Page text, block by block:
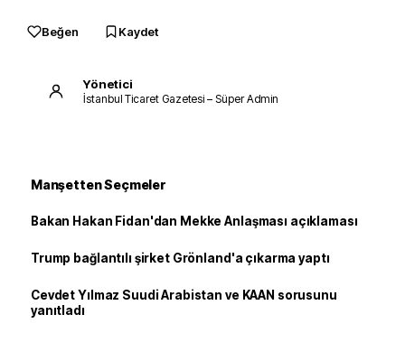
Beğen Kaydet
Yönetici
İstanbul Ticaret Gazetesi – Süper Admin
Manşetten Seçmeler
Bakan Hakan Fidan'dan Mekke Anlaşması açıklaması
Trump bağlantılı şirket Grönland'a çıkarma yaptı
Cevdet Yılmaz Suudi Arabistan ve KAAN sorusunu
yanıtladı